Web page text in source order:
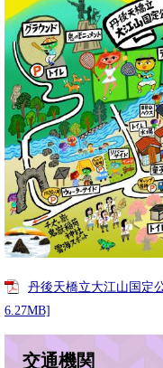
丹後天橋立大江山国定
6.27MB]
交通機関